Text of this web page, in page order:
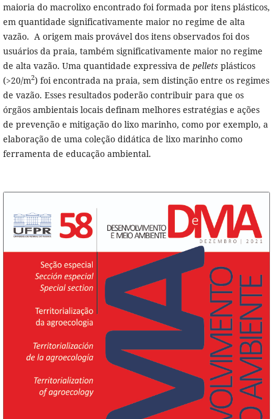
maioria do macrolixo encontrado foi formada por itens plásticos,
em quantidade significativamente maior no regime de alta
vazão. A origem mais provável dos itens observados foi dos
usuários da praia, também significativamente maior no regime
de alta vazão. Uma quantidade expressiva de pellets plásticos
(>20/m2) foi encontrada na praia, sem distinção entre os regimes
de vazão. Esses resultados poderão contribuir para que os
órgãos ambientais locais definam melhores estratégias e ações
de prevenção e mitigação do lixo marinho, como por exemplo, a
elaboração de uma coleção didática de lixo marinho como
ferramenta de educação ambiental.